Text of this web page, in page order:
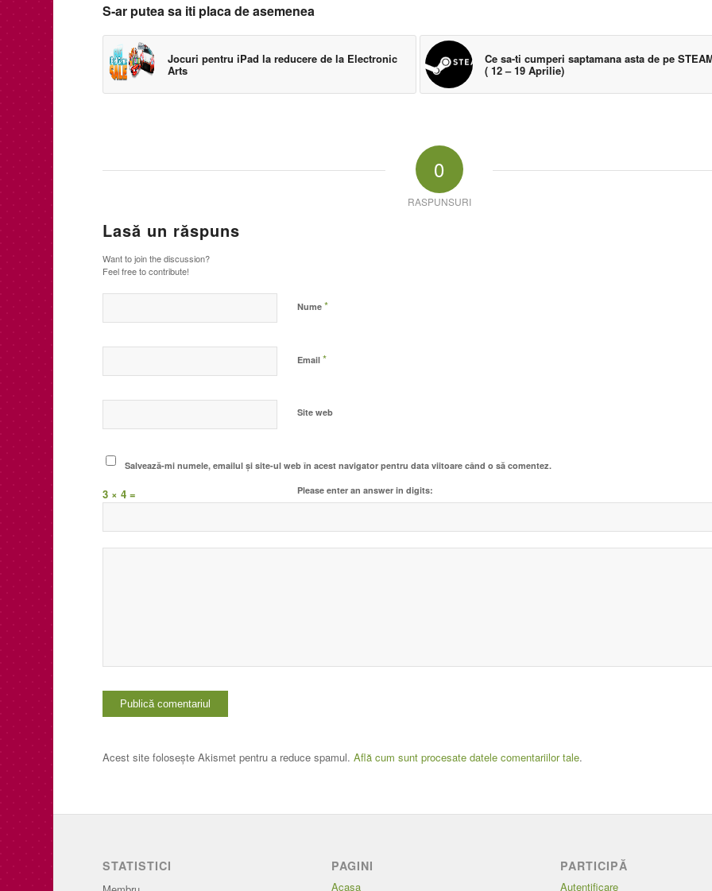
S-ar putea sa iti placa de asemenea
Jocuri pentru iPad la reducere de la Electronic
Arts
Ce sa-ti cumperi saptamana asta de pe
( 12 – 19 Aprilie)
0
RASPUNSURI
Lasă un răspuns
Want to join the discussion?
Feel free to contribute!
Nume*
Email*
Site web
Salvează-mi numele, emailul și site-ul web în acest navigator pentru data viitoare când o să comentez.
Please enter an answer in digits:
3 × 4 =
Acest site folosește Akismet pentru a reduce spamul.Află cum sunt procesate datele comentariilor tale.
STATISTICI PAGINI
Acasa
PARTICIPĂ
Autentificare